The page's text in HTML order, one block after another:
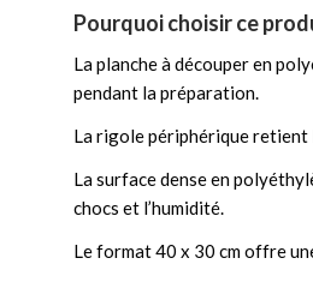
Pourquoi choisir ce
La planche à découper en
pendant la préparation.
La rigole périphérique retient
La surface dense en
chocs et l’humidité.
Le format 40 x 30 cm offre